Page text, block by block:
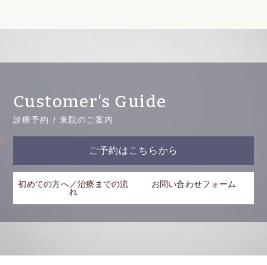
Customer's Guide
診療予約 / 来院のご案内
ご予約はこちらから
初めての方へ／治療までの流
れ
お問い合わせフォーム